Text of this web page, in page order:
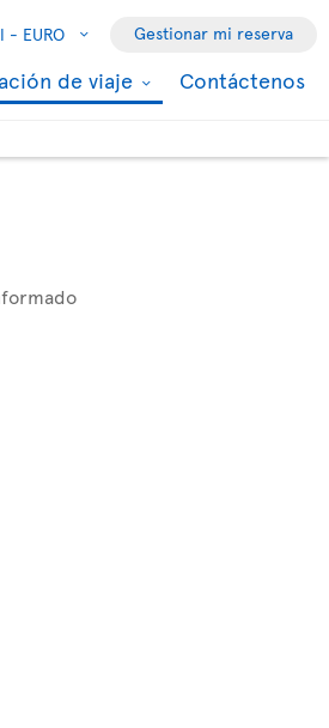
- EURO Gestionar mi reserva
de viaje Contáctenos